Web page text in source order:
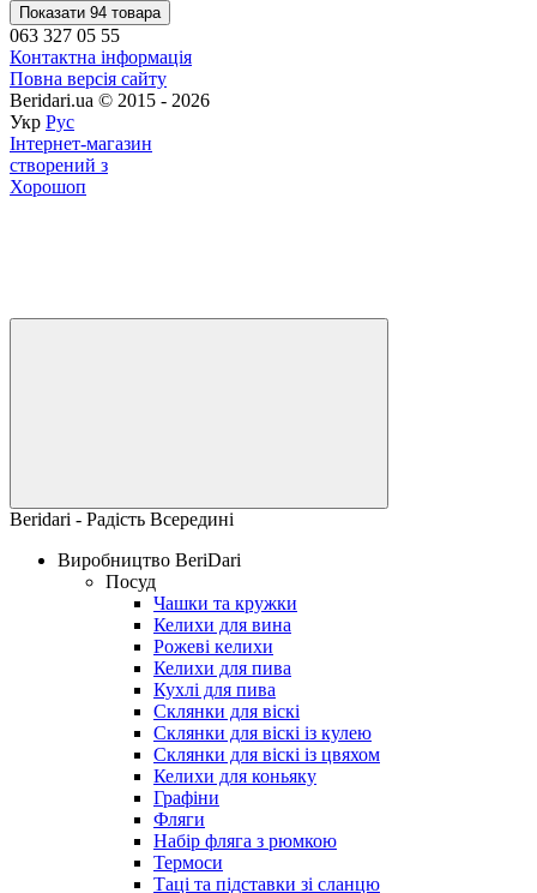
Показати 94 товара
063 327 05 55
Контактна інформація
Повна версія сайту
Beridari.ua © 2015 - 2026
Укр Рус
Інтернет-магазин
створений з
Хорошоп
Beridari - Радість Всередині
Виробництво BeriDari
Посуд
Чашки та кружки
Келихи для вина
Рожеві келихи
Келихи для пива
Кухлі для пива
Склянки для віскі
Склянки для віскі із кулею
Склянки для віскі із цвяхом
Келихи для коньяку
Графіни
Фляги
Набір фляга з рюмкою
Термоси
Таці та підставки зі сланцю